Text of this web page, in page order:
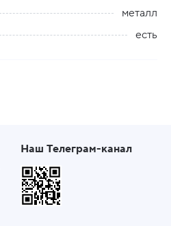
металл
есть
Наш Телеграм-канал